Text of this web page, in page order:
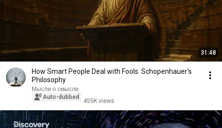
31:48
How Smart People Deal with Fools. Schopenhauer's
Philosophy
Мысли о смысле
Auto-dubbed
455K views